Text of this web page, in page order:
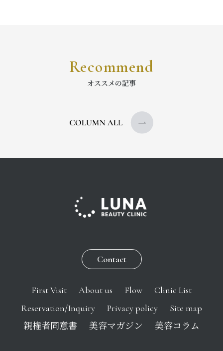
Recommend
オススメの記事
Contact
First Visit About us Flow
Clinic List
Reservation/Inquiry
Privacy policy
Site map
親権者同意書
美容マガジン 美容コラム